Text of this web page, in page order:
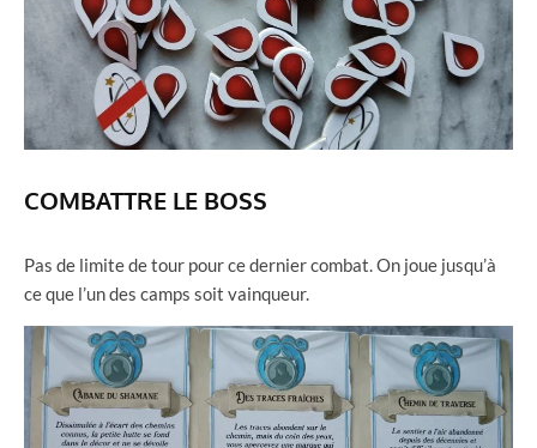
COMBATTRE LE BOSS
Pas de limite de tour pour ce dernier combat. On joue jusqu’à
ce que l’un des camps soit vainqueur.